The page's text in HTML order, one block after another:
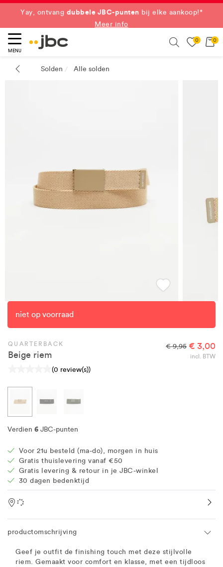
Shop nu
dubbele JBC-punten
MENU
0 0
Solden / Alle solden
niet op voorraad
QUARTERBACK
Beige riem
(0 review(s))
€ 9,95 € 3,00
incl. BTW
Verdien 6 JBC-punten
Voor 21u besteld (ma-do), morgen in huis
Gratis thuislevering vanaf €50
Gratis levering & retour in je JBC-winkel
30 dagen bedenktijd
Location
productomschrijving
Geef je outfit de finishing touch met deze stijlvolle
riem. Gemaakt voor comfort en klasse, met een tijdloos